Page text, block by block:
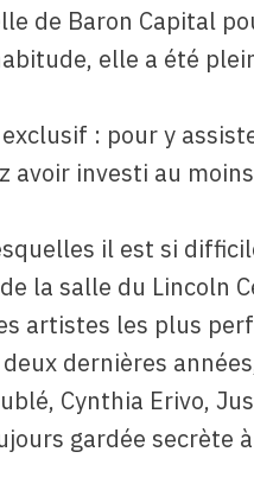
de Baron Capital
elle a été
: pour y
avoir investi au
il est si
la salle du Lincoln
artistes les plus
dernières
Cynthia Erivo,
gardée secrète à